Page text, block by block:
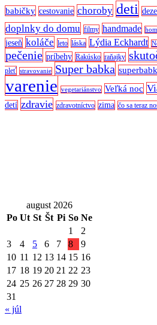
babičky cestovanie choroby deti
doplnky do domu filmy handmade
jeseň koláče leto láska Lýdia Eckhardt
pečenie príbehy Rakúsko raňajky
pleť stravovanie Super babka
varenie vegetariánstvo Veľká noc
detí zdravie zdravotníctvo zima čo sa teraz
august 2026
Po Ut St Št Pi So Ne
1
2
3
4 5 6 7 8
9
10 11 12 13 14 15 16
17 18 19 20 21 22 23
24 25 26 27 28 29 30
31
« júl